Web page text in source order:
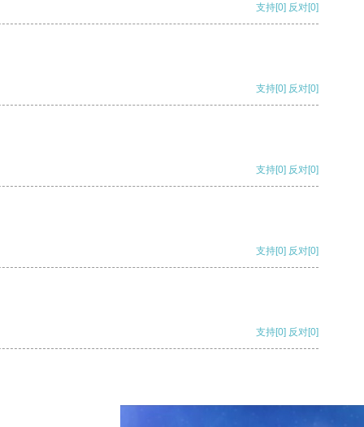
支持[0] 反对[0]
支持[0] 反对[0]
支持[0] 反对[0]
支持[0] 反对[0]
支持[0] 反对[0]